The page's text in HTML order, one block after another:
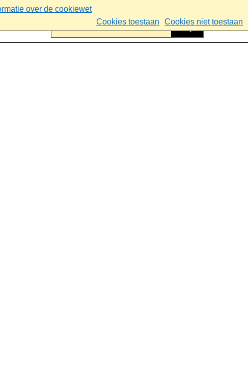
over de cookiewet
Cookies toestaan
Cookies niet toestaan